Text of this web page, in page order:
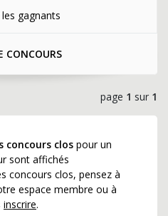
gagnants
CONCOURS
page 1 sur 1
concours clospour un
sont affichés
concours clos, pensez à
espace membre ou à
inscrire.